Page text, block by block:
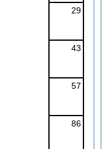
29
43
57
86